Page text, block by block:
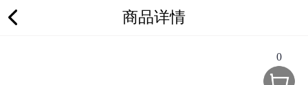
商品详情
0